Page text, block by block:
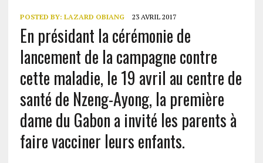
POSTED BY: LAZARD OBIANG 23 AVRIL 2017
En présidant la cérémonie de
lancement de la campagne contre
cette maladie, le 19 avril au centre de
santé de Nzeng-Ayong, la première
dame du Gabon a invité les parents à
faire vacciner leurs enfants.